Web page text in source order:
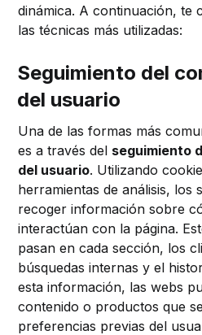
dinámica. A continuación, te
las técnicas más utilizadas:
Seguimiento del
del usuario
Una de las formas más
es a través del seguimiento
del usuario. Utilizando
herramientas de análisis, los
recoger información sobre
interactúan con la página.
pasan en cada sección, los
búsquedas internas y el
esta información, las webs
contenido o productos que
preferencias previas del